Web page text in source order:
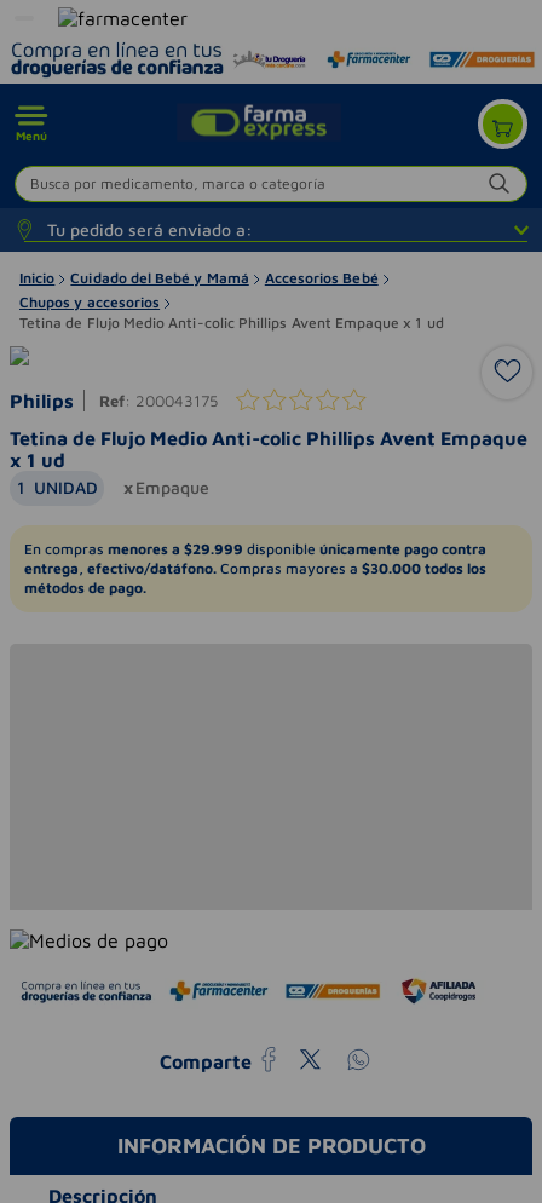
Menú
Busca por medicamento, marca o categoría
Tu pedido será enviado a:
Inicio Cuidado del Bebé y Mamá
Accesorios Bebé
Chupos y accesorios
Tetina de Flujo Medio Anti-colic Phillips Avent Empaque x 1 ud
Philips Ref: 200043175
Tetina de Flujo Medio Anti-colic Phillips Avent Empaque
x 1 ud
1 UNIDAD Empaque
En compras menores a $29.999 disponible únicamente pago contra
entrega, efectivo/datáfono. Compras mayores a $30.000 todos los
métodos de pago.
Comparte
INFORMACIÓN DE PRODUCTO
Descripción